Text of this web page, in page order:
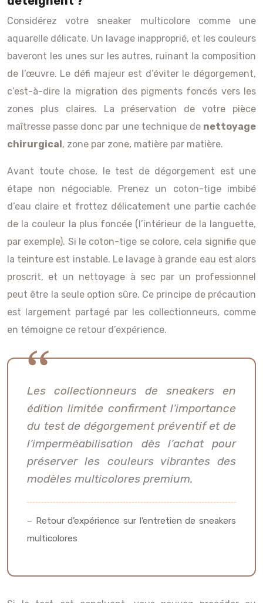
Considérez votre sneaker multicolore comme une
aquarelle délicate. Un lavage inapproprié, et les couleurs
baveront les unes sur les autres, ruinant la composition
de l’œuvre. Le défi majeur est d’éviter le dégorgement,
c’est-à-dire la migration des pigments foncés vers les
zones plus claires. La préservation de votre pièce
maîtresse passe donc par une technique de nettoyage
chirurgical , zone par zone, matière par matière.
Avant toute chose, le test de dégorgement est une
étape non négociable. Prenez un coton-tige imbibé
d’eau claire et frottez délicatement une partie cachée
de la couleur la plus foncée (l’intérieur de la languette,
par exemple). Si le coton-tige se colore, cela signifie que
la teinture est instable. Le lavage à grande eau est alors
proscrit, et un nettoyage à sec par un professionnel
peut être la seule option sûre. Ce principe de précaution
est largement partagé par les collectionneurs, comme
en témoigne ce retour d’expérience.
Les collectionneurs de sneakers en
édition limitée confirment l’importance
du test de dégorgement préventif et de
l’imperméabilisation dès l’achat pour
préserver les couleurs vibrantes des
modèles multicolores premium.
– Retour d’expérience sur l’entretien de sneakers
multicolores